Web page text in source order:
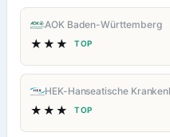
AOK Baden-Württemberg
★★★ TOP
HEK-Hanseatische
★★★ TOP